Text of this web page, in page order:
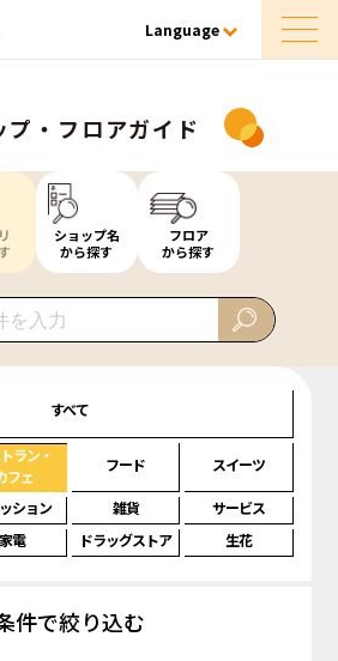
Language
プ・フロアガイド
ショップ名
から探す
フロア
から探す
すべて
ラン・
フェ
フード スイーツ
ション 雑貨
サービス
家電 ドラッグストア 生花
件で絞り込む